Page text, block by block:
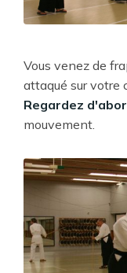
Vous venez de
attaqué sur votre
Regardez
mouvement.